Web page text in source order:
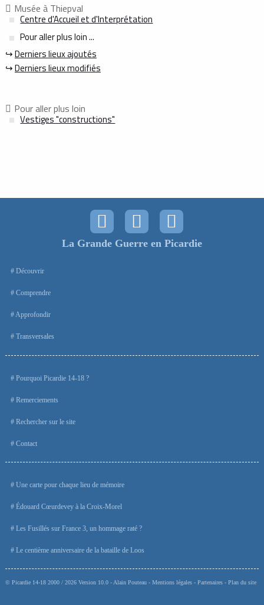
Musée à Thiepval
Centre d'Accueil et d'Interprétation
Pour aller plus loin ...
↪Derniers lieux ajoutés
↪Derniers lieux modifiés
Pour aller plus loin
Vestiges "constructions"
La Grande Guerre en Picardie
Découvrir
Comprendre
Approfondir
Transversales
Pourquoi Picardie 14-18 ?
Remerciements
Rechercher sur le site
Contact
Une carte pour chaque lieu de mémoire
Édouard Cœurdevey à la Croix-Morel
Les Fusillés sur France 3, un hommage raté ?
Le centième anniversaire de la bataille de Loos
© Picardie 14-182000 / 2026 Version 10.0 -Alain Pouteau- Mentions légales- Partenaires- Plan du site